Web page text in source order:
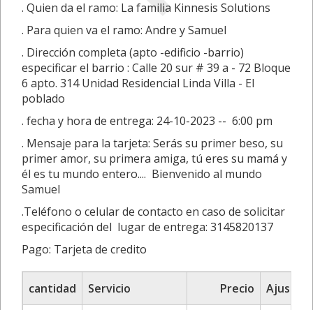
. Quien da el ramo: La familia Kinnesis Solutions
. Para quien va el ramo: Andre y Samuel
. Dirección completa (apto -edificio -barrio)
especificar el barrio : Calle 20 sur # 39 a - 72 Bloque
6 apto. 314 Unidad Residencial Linda Villa - El
poblado
. fecha y hora de entrega: 24-10-2023 -- 6:00 pm
. Mensaje para la tarjeta: Serás su primer beso, su
primer amor, su primera amiga, tú eres su mamá y
él es tu mundo entero.... Bienvenido al mundo
Samuel
.Teléfono o celular de contacto en caso de solicitar
especificación del lugar de entrega: 3145820137
Pago: Tarjeta de credito
cantidad Servicio Precio
Ajuste